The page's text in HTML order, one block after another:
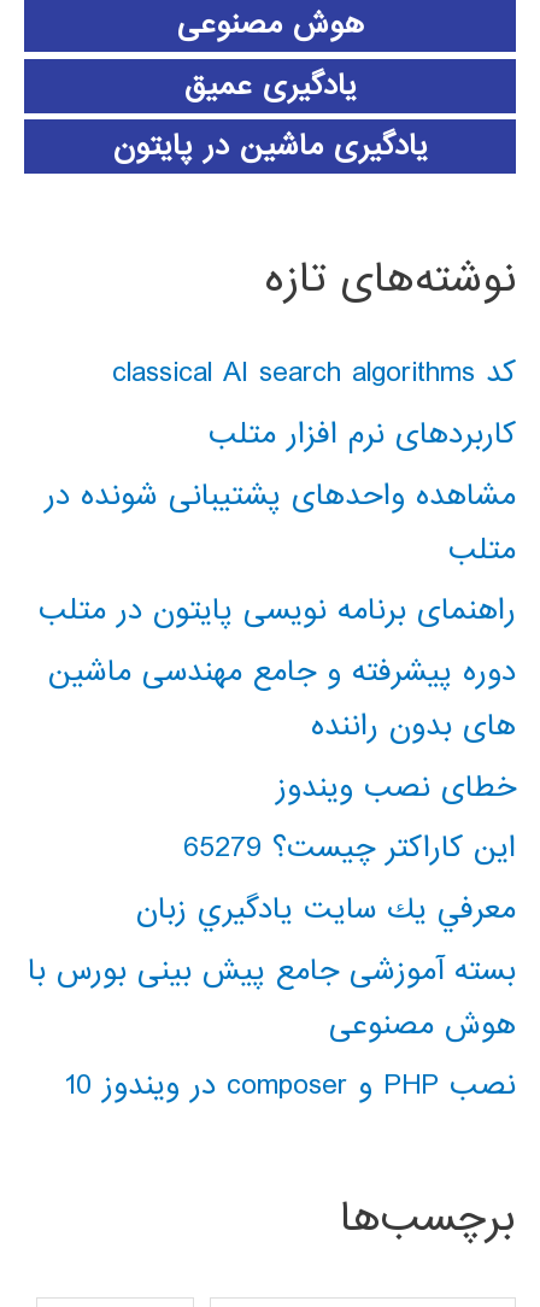
هوش مصنوعی
یادگیری عمیق
یادگیری ماشین در پایتون
نوشته‌های تازه
کد classical AI search algorithms
کاربردهای نرم افزار متلب
مشاهده واحدهای پشتیبانی شونده در
متلب
راهنمای برنامه نویسی پایتون در متلب
دوره پیشرفته و جامع مهندسی ماشین
های بدون راننده
خطای نصب ویندوز
این کاراکتر چیست؟ 65279
معرفي يك سايت يادگيري زبان
بسته آموزشی جامع پیش بینی بورس با
هوش مصنوعی
نصب PHP و composer در ویندوز 10
برچسب‌ها